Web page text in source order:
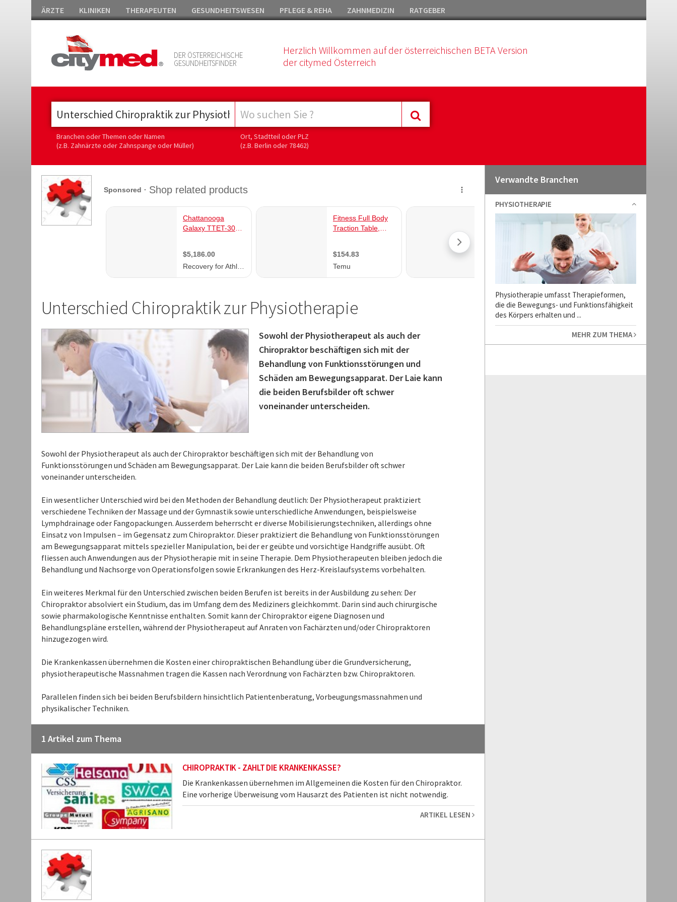
ÄRZTE KLINIKEN THERAPEUTEN GESUNDHEITSWESEN PFLEGE & REHA ZAHNMEDIZIN RATGEBER
DER ÖSTERREICHISCHE
GESUNDHEITSFINDER
Herzlich Willkommen auf der österreichischen BETA Version
der citymed Österreich
Branchen oder Themen oder Namen
(z.B. Zahnärzte oder Zahnspange oder Müller)
Ort, Stadtteil oder PLZ
(z.B. Berlin oder 78462)
Unterschied Chiropraktik zur Physiotherapie
Sowohl der Physiotherapeut als auch der
Chiropraktor beschäftigen sich mit der
Behandlung von Funktionsstörungen und
Schäden am Bewegungsapparat. Der Laie kann
die beiden Berufsbilder oft schwer
voneinander unterscheiden.
Sowohl der Physiotherapeut als auch der Chiropraktor beschäftigen sich mit der Behandlung von
Funktionsstörungen und Schäden am Bewegungsapparat. Der Laie kann die beiden Berufsbilder oft schwer
voneinander unterscheiden.
Ein wesentlicher Unterschied wird bei den Methoden der Behandlung deutlich: Der Physiotherapeut praktiziert
verschiedene Techniken der Massage und der Gymnastik sowie unterschiedliche Anwendungen, beispielsweise
Lymphdrainage oder Fangopackungen. Ausserdem beherrscht er diverse Mobilisierungstechniken, allerdings ohne
Einsatz von Impulsen – im Gegensatz zum Chiropraktor. Dieser praktiziert die Behandlung von Funktionsstörungen
am Bewegungsapparat mittels spezieller Manipulation, bei der er geübte und vorsichtige Handgriffe ausübt. Oft
fliessen auch Anwendungen aus der Physiotherapie mit in seine Therapie. Dem Physiotherapeuten bleiben jedoch die
Behandlung und Nachsorge von Operationsfolgen sowie Erkrankungen des Herz-Kreislaufsystems vorbehalten.
Ein weiteres Merkmal für den Unterschied zwischen beiden Berufen ist bereits in der Ausbildung zu sehen: Der
Chiropraktor absolviert ein Studium, das im Umfang dem des Mediziners gleichkommt. Darin sind auch chirurgische
sowie pharmakologische Kenntnisse enthalten. Somit kann der Chiropraktor eigene Diagnosen und
Behandlungspläne erstellen, während der Physiotherapeut auf Anraten von Fachärzten und/oder Chiropraktoren
hinzugezogen wird.
Die Krankenkassen übernehmen die Kosten einer chiropraktischen Behandlung über die Grundversicherung,
physiotherapeutische Massnahmen tragen die Kassen nach Verordnung von Fachärzten bzw. Chiropraktoren.
Parallelen finden sich bei beiden Berufsbildern hinsichtlich Patientenberatung, Vorbeugungsmassnahmen und
physikalischer Techniken.
1 Artikel zum Thema
CHIROPRAKTIK - ZAHLT DIE KRANKENKASSE?
Die Krankenkassen übernehmen im Allgemeinen die Kosten für den Chiropraktor.
Eine vorherige Überweisung vom Hausarzt des Patienten ist nicht notwendig.
ARTIKEL LESEN
Verwandte Branchen
PHYSIOTHERAPIE
Physiotherapie umfasst Therapieformen,
die die Bewegungs- und Funktionsfähigkeit
des Körpers erhalten und ...
MEHR ZUM THEMA